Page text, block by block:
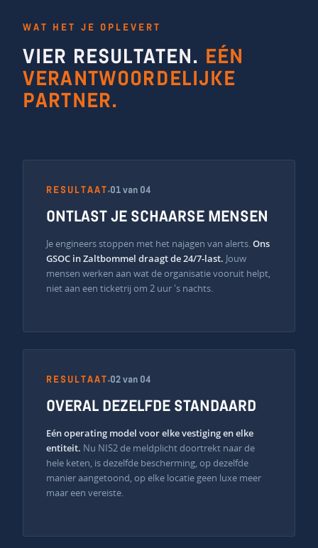
WAT HET JE OPLEVERT
VIER RESULTATEN. EÉN
VERANTWOORDELIJKE
PARTNER.
RESULTAAT 01 van 04
ONTLAST JE SCHAARSE MENSEN
Je engineers stoppen met het najagen van alerts.Ons
GSOC in Zaltbommel draagt de 24/7-last. Jouw
mensen werken aan wat de organisatie vooruit helpt,
niet aan een ticketrij om 2 uur 's nachts.
RESULTAAT 02 van 04
OVERAL DEZELFDE STANDAARD
Eén operating model voor elke vestiging en elke
entiteit. Nu NIS2 de meldplicht doortrekt naar de
hele keten, is dezelfde bescherming, op dezelfde
manier aangetoond, op elke locatie geen luxe meer
maar een vereiste.